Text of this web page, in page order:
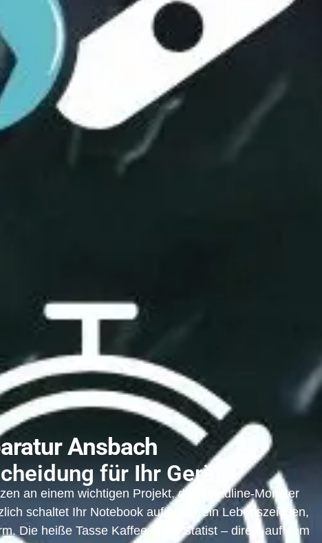
Ansbach
für Ihr Gerät
an einem wichtigen Projekt, das Deadline-Monster
schaltet Ihr Notebook auf stur. Kein Lebenszeichen,
Die heiße Tasse Kaffee spielt Statist – direkt auf dem